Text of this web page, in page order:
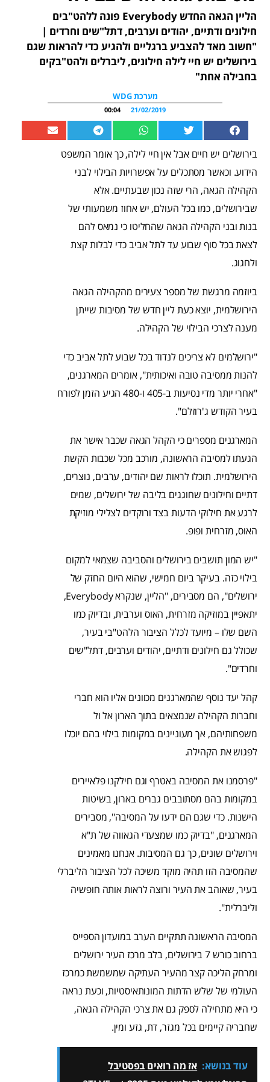
הליין הגאה החדש Everybody פונה ללהט"בים
חילונים ודתיים, יהודים וערבים, דתל"שים וחרדים |
"חשוב מאד להצביע ברגליים ולהגיע כדי להראות שגם
בירושלים יש חיי לילה חילונים, ליברלים ולהט"בקים
בחבילה אחת"
מערכת WDG
21/02/2019
00:04
בירושלים יש חיים אבל אין חיי לילה, כך אומר המשפט
הידוע. וכאשר מסתכלים על אפשרויות הבילוי לבני
הקהילה הגאה, הרי שזה נכון שבעתיים. אלא
שבירושלים, כמו בכל העולם, יש אחוז משמעותי של
בנות ובני הקהילה הגאה שהחליטו כי נמאס להם
לצאת בכל סוף שבוע עד לתל אביב כדי לבלות קצת
ולחגוג.
ביוזמה מרגשת של מספר צעירים מהקהילה הגאה
הירושלמית, יוצא כעת ליין חדש של מסיבות שייתן
מענה לצרכי הבילוי של הקהילה.
"ירושלמים לא צריכים לנדוד בכל שבוע לתל אביב כדי
להנות ממסיבה טובה ואיכותית", אומרים המארגנים,
"אחרי יותר מדי נסיעות ב-405 ו-480 הגיע הזמן לפורח
בעיר הקודש ג'רוזלם".
המארגנים מספרים כי הקהל הגאה שכבר אישר את
הגעתו למסיבה הראשונה, מורכב מכל שכבות הקשת
הירושלמית. תוכלו לראות שם יהודים, ערבים, נוצרים,
דתיים וחילונים שחוגגים בליבה של ירושלים, שמים
לרגע את חילוקי הדעות בצד ורוקדים לצלילי מוזיקת
האוס, מזרחית ופופ.
"יש המון תושבים בירושלים והסביבה שצמאי למקום
בילוי כזה. בעיקר ביום חמישי, שהוא היום החזק של
ירושלים", הם מסבירים, "הליין, שנקרא Everybody,
יתאפיין במוזיקה מזרחית, האוס וערבית, ובדיוק כמו
השם שלו – מיועד לכלל הציבור הלהט"בי בעיר,
שכולל גם חילונים ודתיים, יהודים וערבים, דתל"שים
וחרדים".
קהל יעד נוסף שהמארגנים מכוונים אליו הוא חברי
וחברות הקהילה שנמצאים בתוך הארון אל ול
משפחותיהם, אך מעוניינים במקומות בילוי בהם יוכלו
לפגוש את הקהילה.
"פרסמנו את המסיבה באטרף וגם חילקנו פלאיירים
במקומות בהם מסתובבים גברים בארון, בשיטות
הישנות. כדי שגם הם ידעו על המסיבה", מסבירים
המארגנים, "בדיוק כמו שמצעדי הגאווה של ת"א
וירושלים שונים, כך גם המסיבות. אנחנו מאמינים
שהמסיבה הזו תהיה מוקד משיכה לכל הציבור הליברלי
בעיר, שאוהב את העיר ורוצה לראות אותה חופשיה
וליברלית".
המסיבה הראשונה תתקיים הערב במועדון הספייס
ברחוב כורש 7 בירושלים, בלב מרכז העיר ירושלים
ומרחק הליכה קצר מהעיר העתיקה שמשמשת כמרכז
העולמי של שלש הדתות המונותאיסטיות, וכעת נראה
כי היא מתחילה לספק גם את צרכי הקהילה הגאה,
שחבריה קיימים בכל מגזר, דת, גזע ומין.
עוד בנושא: אז מה רואים בפסטיבל